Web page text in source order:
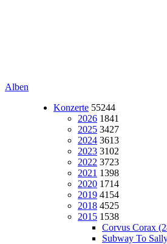
Alben
Konzerte 55244
2026 1841
2025 3427
2024 3613
2023 3102
2022 3723
2021 1398
2020 1714
2019 4154
2018 4525
2015 1538
Corvus Corax
Subway To